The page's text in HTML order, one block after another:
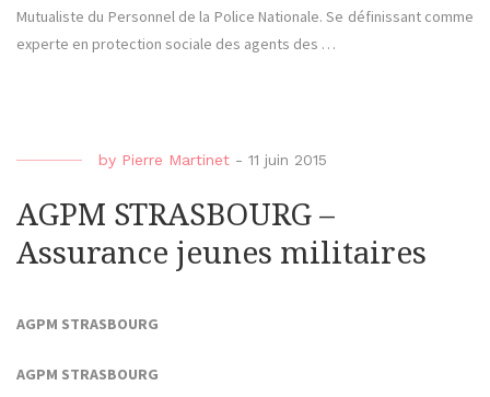
Mutualiste du Personnel de la Police Nationale. Se définissant comme
experte en protection sociale des agents des …
by Pierre Martinet - 11 juin 2015
AGPM STRASBOURG –
Assurance jeunes militaires
AGPM STRASBOURG
AGPM STRASBOURG